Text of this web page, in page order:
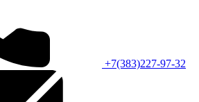
+7(383)227-97-32